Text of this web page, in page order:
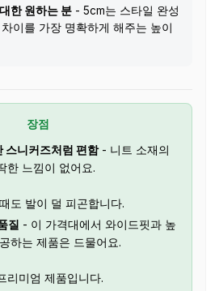
한 원하는 분 - 5cm는 스타일 완성
이를 가장 명확하게 해주는 높이
장점
스니커즈처럼 편함- 니트 소재의
한 느낌이 없어요.
도 발이 덜 피곤합니다.
질 - 이 가격대에서 와이드핏과 높
하는 제품은 드물어요.
리미엄 제품입니다.